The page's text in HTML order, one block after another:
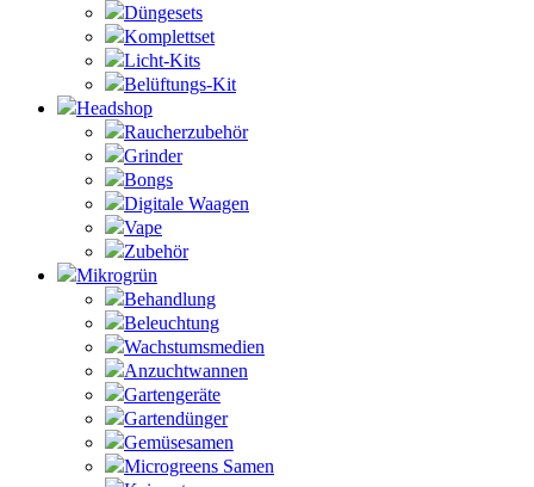
Düngesets
Komplettset
Licht-Kits
Belüftungs-Kit
Headshop
Raucherzubehör
Grinder
Bongs
Digitale Waagen
Vape
Zubehör
Mikrogrün
Behandlung
Beleuchtung
Wachstumsmedien
Anzuchtwannen
Gartengeräte
Gartendünger
Gemüsesamen
Microgreens Samen